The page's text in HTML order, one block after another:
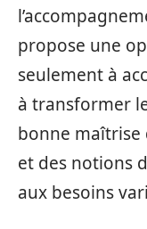
propose une
seulement à
à transformer
bonne maîtrise
et des notions
aux besoins